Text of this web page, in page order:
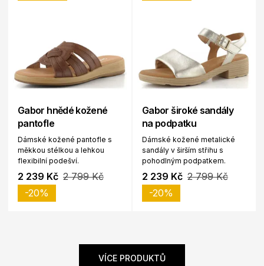
Gabor hnědé kožené
pantofle
Dámské kožené pantofle s
měkkou stélkou a lehkou
flexibilní podešví.
2 239 Kč 2 799 Kč
-20%
Gabor široké sandály
na podpatku
Dámské kožené metalické
sandály v širším střihu s
pohodlným podpatkem.
2 239 Kč 2 799 Kč
-20%
VÍCE PRODUKTŮ